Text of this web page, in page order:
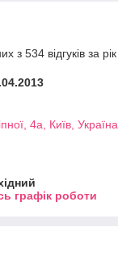
з 534 відгуків за рік
4а, Київ, Україна
графік роботи